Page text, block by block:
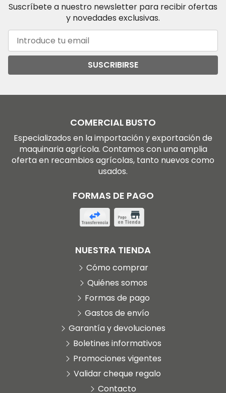
Suscríbete a nuestro newsletter para recibir ofertas
y novedades exclusivas.
SUSCRIBIRSE
COMERCIAL BUSTO
Especializados en la importación y exportación de
maquinaria agrícola. Contamos con una amplia
oferta en recambios agrícolas, tanto nuevos como
usados.
FORMAS DE PAGO
NUESTRA TIENDA
Cómo comprar
Quiénes somos
Formas de pago
Gastos de envío
Garantía y devoluciones
Boletines informativos
Promociones vigentes
Validar cheque regalo
Contacto